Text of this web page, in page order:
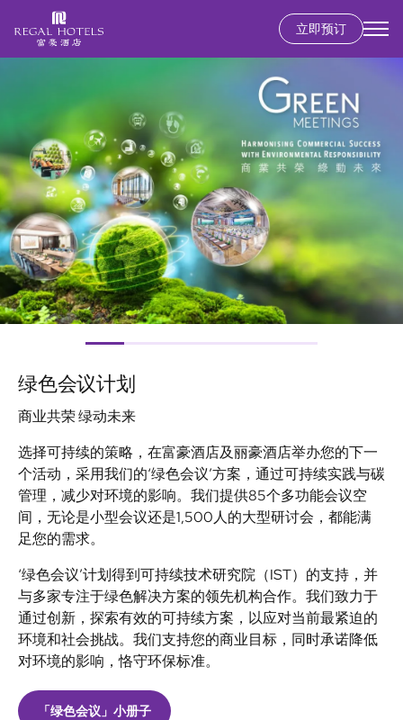
要
内
容
立即预订
Secondary
menu
绿色会议计划
商业共荣 绿动未来
选择可持续的策略，在富豪酒店及丽豪酒店举办您的下一
个活动，采用我们的‘绿色会议’方案，通过可持续实践与碳
管理，减少对环境的影响。我们提供85个多功能会议空
间，无论是小型会议还是1,500人的大型研讨会，都能满
足您的需求。
‘绿色会议’计划得到可持续技术研究院（IST）的支持，并
与多家专注于绿色解决方案的领先机构合作。我们致力于
通过创新，探索有效的可持续方案，以应对当前最紧迫的
环境和社会挑战。我们支持您的商业目标，同时承诺降低
对环境的影响，恪守环保标准。
「绿色会议」小册子